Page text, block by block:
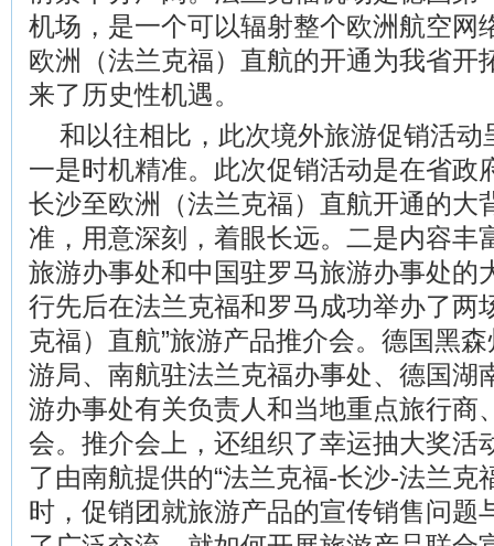
机场，是一个可以辐射整个欧洲航空网
欧洲（法兰克福）直航的开通为我省开
来了历史性机遇。
和以往相比，此次境外旅游促销活动
一是时机精准。此次促销活动是在省政
长沙至欧洲（法兰克福）直航开通的大
准，用意深刻，着眼长远。二是内容丰
旅游办事处和中国驻罗马旅游办事处的
行先后在法兰克福和罗马成功举办了两
克福）直航”旅游产品推介会。德国黑
游局、南航驻法兰克福办事处、德国湖
游办事处有关负责人和当地重点旅行商
会。推介会上，还组织了幸运抽大奖活
了由南航提供的“法兰克福-长沙-法兰克
时，促销团就旅游产品的宣传销售问题